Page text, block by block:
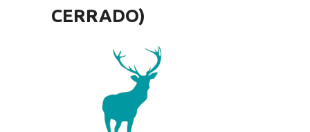
CERRADO)